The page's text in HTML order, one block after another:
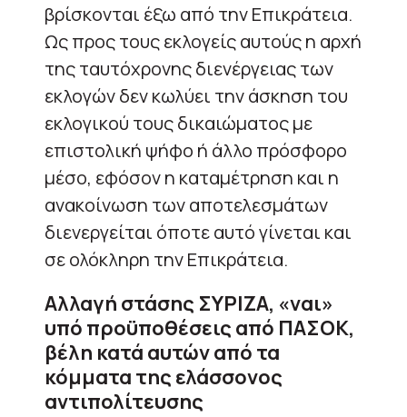
βρίσκονται έξω από την Επικράτεια.
Ως προς τους εκλογείς αυτούς η αρχή
της ταυτόχρονης διενέργειας των
εκλογών δεν κωλύει την άσκηση του
εκλογικού τους δικαιώματος με
επιστολική ψήφο ή άλλο πρόσφορο
μέσο, εφόσον η καταμέτρηση και η
ανακοίνωση των αποτελεσμάτων
διενεργείται όποτε αυτό γίνεται και
σε ολόκληρη την Επικράτεια.
Αλλαγή στάσης ΣΥΡΙΖΑ, «ναι»
υπό προϋποθέσεις από ΠΑΣΟΚ,
βέλη κατά αυτών από τα
κόμματα της ελάσσονος
αντιπολίτευσης